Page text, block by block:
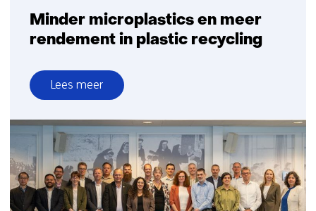
Minder microplastics en meer
rendement in plastic recycling
Lees meer
over
Minder
microplastics
en
meer
rendement
in